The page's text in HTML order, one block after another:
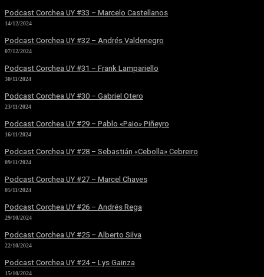
Podcast Corchea UY #33 – Marcelo Castellanos
14/12/2024
Podcast Corchea UY #32 – Andrés Valdenegro
07/12/2024
Podcast Corchea UY #31 – Frank Lampariello
30/11/2024
Podcast Corchea UY #30 – Gabriel Otero
23/11/2024
Podcast Corchea UY #29 – Pablo «Paio» Piñeyro
16/11/2024
Podcast Corchea UY #28 – Sebastián «Cebolla» Cebreiro
09/11/2024
Podcast Corchea UY #27 – Marcel Chaves
05/11/2024
Podcast Corchea UY #26 – Andrés Rega
29/10/2024
Podcast Corchea UY #25 – Alberto Silva
22/10/2024
Podcast Corchea UY #24 – Lys Gainza
15/10/2024